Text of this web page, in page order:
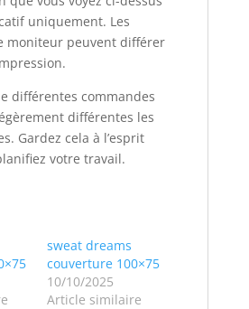
uniquement. Les
moniteur peuvent différer
différentes commandes
différentes les
Gardez cela à l’esprit
votre travail.
sweat dreams
couverture 100×75
10/10/2025
Article similaire